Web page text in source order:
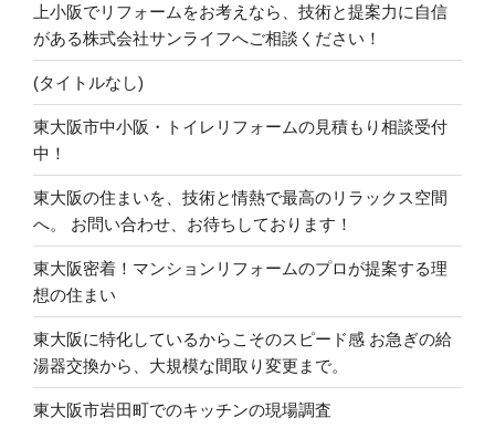
上小阪でリフォームをお考えなら、技術と提案力に自信
がある株式会社サンライフへご相談ください！
(タイトルなし)
東大阪市中小阪・トイレリフォームの見積もり相談受付
中！
東大阪の住まいを、技術と情熱で最高のリラックス空間
へ。 お問い合わせ、お待ちしております！
東大阪密着！マンションリフォームのプロが提案する理
想の住まい
東大阪に特化しているからこそのスピード感 お急ぎの給
湯器交換から、大規模な間取り変更まで。
東大阪市岩田町でのキッチンの現場調査